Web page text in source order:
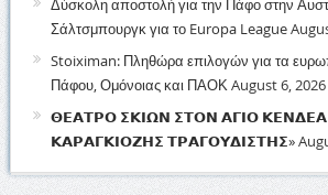
Δύσκολη αποστολή για την Πάφο στην
Σάλτσμπουργκ για το Europa League
Stoiximan: Πληθώρα επιλογών για τα
Πάφου, Ομόνοιας και ΠΑΟΚAugust 6, 2026
𝝝𝝚𝝖𝝩𝝦𝝤 𝝨𝝟𝝞𝝮𝝢 𝝨𝝩𝝤𝝢 𝝖𝝘𝝞𝝤 𝝟𝝚𝝢𝝙𝝚𝝖
𝝟𝝖𝝦𝝖𝝘𝝟𝝞𝝤𝝛𝝜𝝨 𝝩𝝦𝝖𝝘𝝤𝝪𝝙𝝞𝝨𝝩𝝜𝝨»